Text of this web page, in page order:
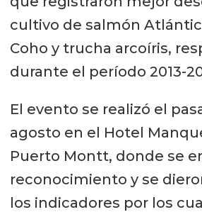
cultivo de salmón
Coho y trucha arcoíris,
durante el período 2013-
El evento se realizó el
agosto en el Hotel
Puerto Montt, donde se
reconocimiento y se
los indicadores por los